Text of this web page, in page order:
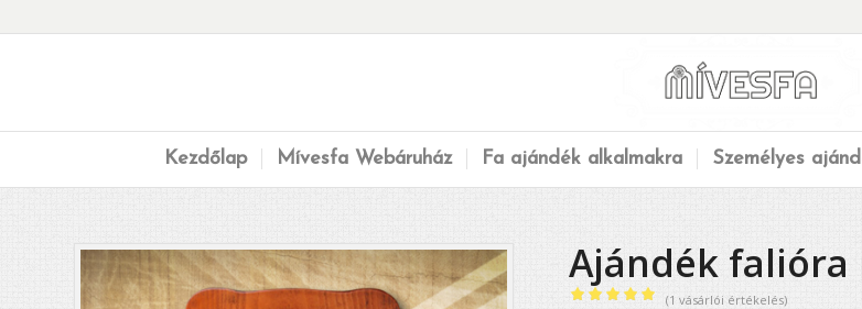
Kezdőlap Mívesfa Webáruház Fa ajándék alkalmakra Személyes
Ajándék falióra
(1 vásárlói értékelés)